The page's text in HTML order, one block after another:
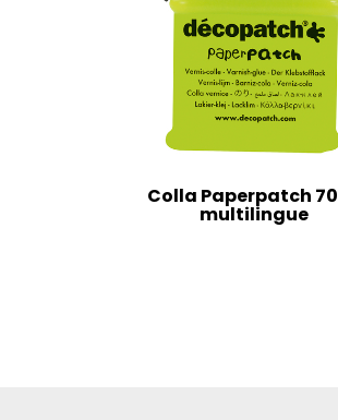
Colla Paperpatch
multilingue